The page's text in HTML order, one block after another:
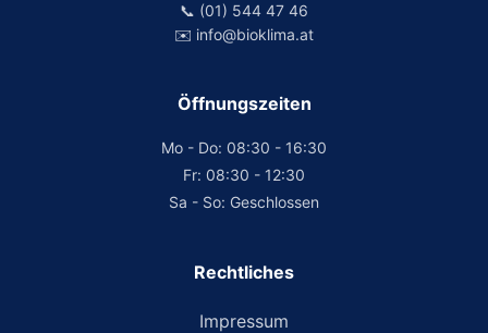
📞 (01) 544 47 46
✉️ info@bioklima.at
Öffnungszeiten
Mo - Do: 08:30 - 16:30
Fr: 08:30 - 12:30
Sa - So: Geschlossen
Rechtliches
Impressum